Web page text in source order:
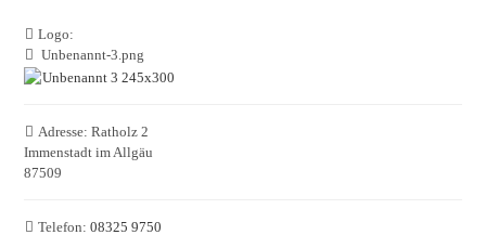
Logo:
Unbenannt-3.png
Adresse: Ratholz 2
Immenstadt im Allgäu
87509
Telefon: 08325 9750